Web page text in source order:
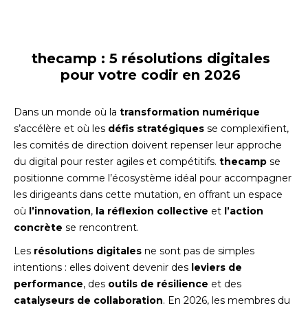
thecamp : 5 résolutions digitales
pour votre codir en 2026
Dans un monde où la transformation numérique
s’accélère et où les défis stratégiques se complexifient,
les comités de direction doivent repenser leur approche
du digital pour rester agiles et compétitifs. thecamp se
positionne comme l’écosystème idéal pour accompagner
les dirigeants dans cette mutation, en offrant un espace
où l’innovation, la réflexion collective et l’action
concrète se rencontrent.
Les résolutions digitales ne sont pas de simples
intentions : elles doivent devenir des leviers de
performance, des outils de résilience et des
catalyseurs de collaboration. En 2026, les membres du